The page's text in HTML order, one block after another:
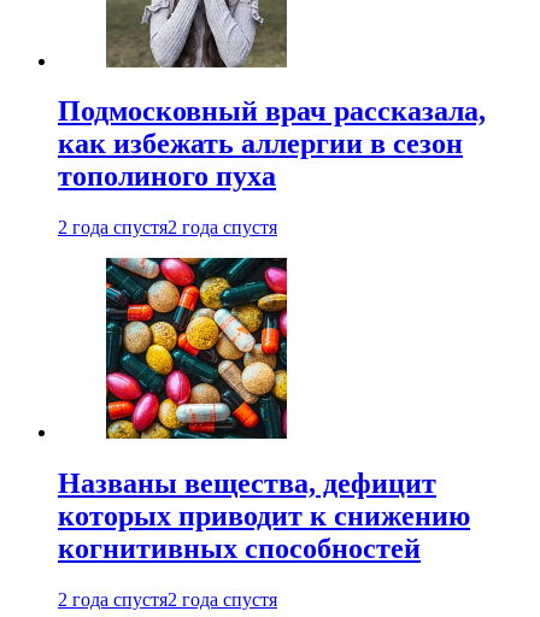
Подмосковный врач рассказала,
как избежать аллергии в сезон
тополиного пуха
2 года спустя2 года спустя
Названы вещества, дефицит
которых приводит к снижению
когнитивных способностей
2 года спустя2 года спустя